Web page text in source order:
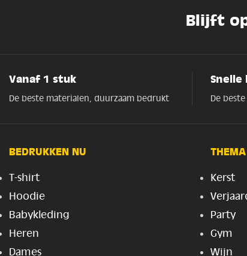
Blijft
Vanaf 1 stuk
De beste materialen, duurzaam bedrukt
Snelle
De
BEDRUKKEN NU
T-shirt
Hoodie
Babykleding
Heren
Dames
Kerst
Party
Gym
Wijn